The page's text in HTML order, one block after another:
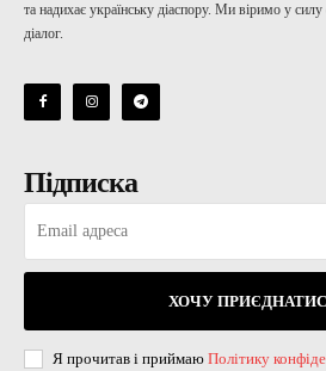
та надихає українську діаспору. Ми віримо у силу
діалог.
Підписка
ХОЧУ
Я прочитав і приймаю Політику